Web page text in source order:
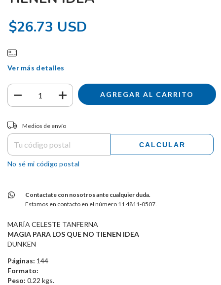
$26.73 USD
Ver más detalles
Entregas para el CP:
Medios de envío
CALCULAR
No sé mi código postal
Contactate con nosotros ante cualquier duda.
Estamos en contacto en el número 11 4811-0507.
MARÍA CELESTE TANFERNA
MAGIA PARA LOS QUE NO TIENEN IDEA
DUNKEN
Páginas: 144
Formato:
Peso: 0.22 kgs.